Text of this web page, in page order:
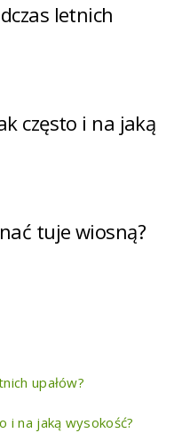
letnich
często i na jaką
tuje wiosną?
upałów?
i na jaką wysokość?